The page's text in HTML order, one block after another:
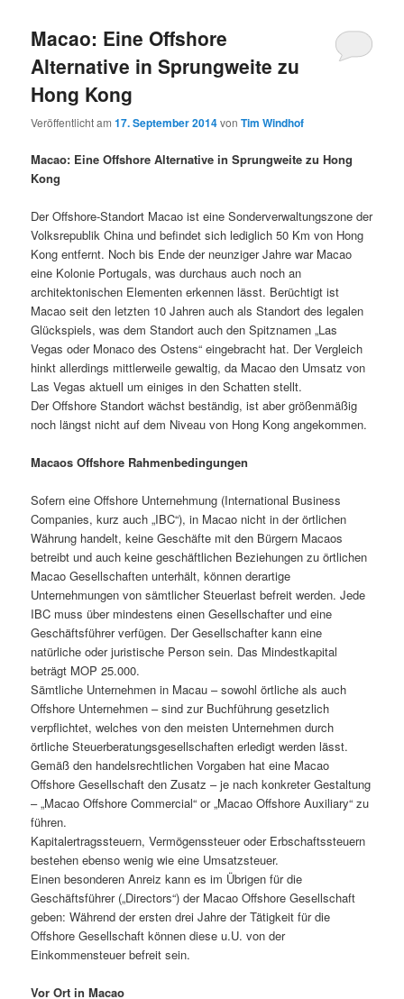
Macao: Eine Offshore
Alternative in Sprungweite zu
Hong Kong
Veröffentlicht am17. September 2014vonTim Windhof
Macao: Eine Offshore Alternative in Sprungweite zu Hong
Kong
Der Offshore-Standort Macao ist eine Sonderverwaltungszone der
Volksrepublik China und befindet sich lediglich 50 Km von Hong
Kong entfernt. Noch bis Ende der neunziger Jahre war Macao
eine Kolonie Portugals, was durchaus auch noch an
architektonischen Elementen erkennen lässt. Berüchtigt ist
Macao seit den letzten 10 Jahren auch als Standort des legalen
Glückspiels, was dem Standort auch den Spitznamen „Las
Vegas oder Monaco des Ostens“ eingebracht hat. Der Vergleich
hinkt allerdings mittlerweile gewaltig, da Macao den Umsatz von
Las Vegas aktuell um einiges in den Schatten stellt.
Der Offshore Standort wächst beständig, ist aber größenmäßig
noch längst nicht auf dem Niveau von Hong Kong angekommen.
Macaos Offshore Rahmenbedingungen
Sofern eine Offshore Unternehmung (International Business
Companies, kurz auch „IBC“), in Macao nicht in der örtlichen
Währung handelt, keine Geschäfte mit den Bürgern Macaos
betreibt und auch keine geschäftlichen Beziehungen zu örtlichen
Macao Gesellschaften unterhält, können derartige
Unternehmungen von sämtlicher Steuerlast befreit werden. Jede
IBC muss über mindestens einen Gesellschafter und eine
Geschäftsführer verfügen. Der Gesellschafter kann eine
natürliche oder juristische Person sein. Das Mindestkapital
beträgt MOP 25.000.
Sämtliche Unternehmen in Macau – sowohl örtliche als auch
Offshore Unternehmen – sind zur Buchführung gesetzlich
verpflichtet, welches von den meisten Unternehmen durch
örtliche Steuerberatungsgesellschaften erledigt werden lässt.
Gemäß den handelsrechtlichen Vorgaben hat eine Macao
Offshore Gesellschaft den Zusatz – je nach konkreter Gestaltung
– „Macao Offshore Commercial“ or „Macao Offshore Auxiliary“ zu
führen.
Kapitalertragssteuern, Vermögenssteuer oder Erbschaftssteuern
bestehen ebenso wenig wie eine Umsatzsteuer.
Einen besonderen Anreiz kann es im Übrigen für die
Geschäftsführer („Directors“) der Macao Offshore Gesellschaft
geben: Während der ersten drei Jahre der Tätigkeit für die
Offshore Gesellschaft können diese u.U. von der
Einkommensteuer befreit sein.
Vor Ort in Macao